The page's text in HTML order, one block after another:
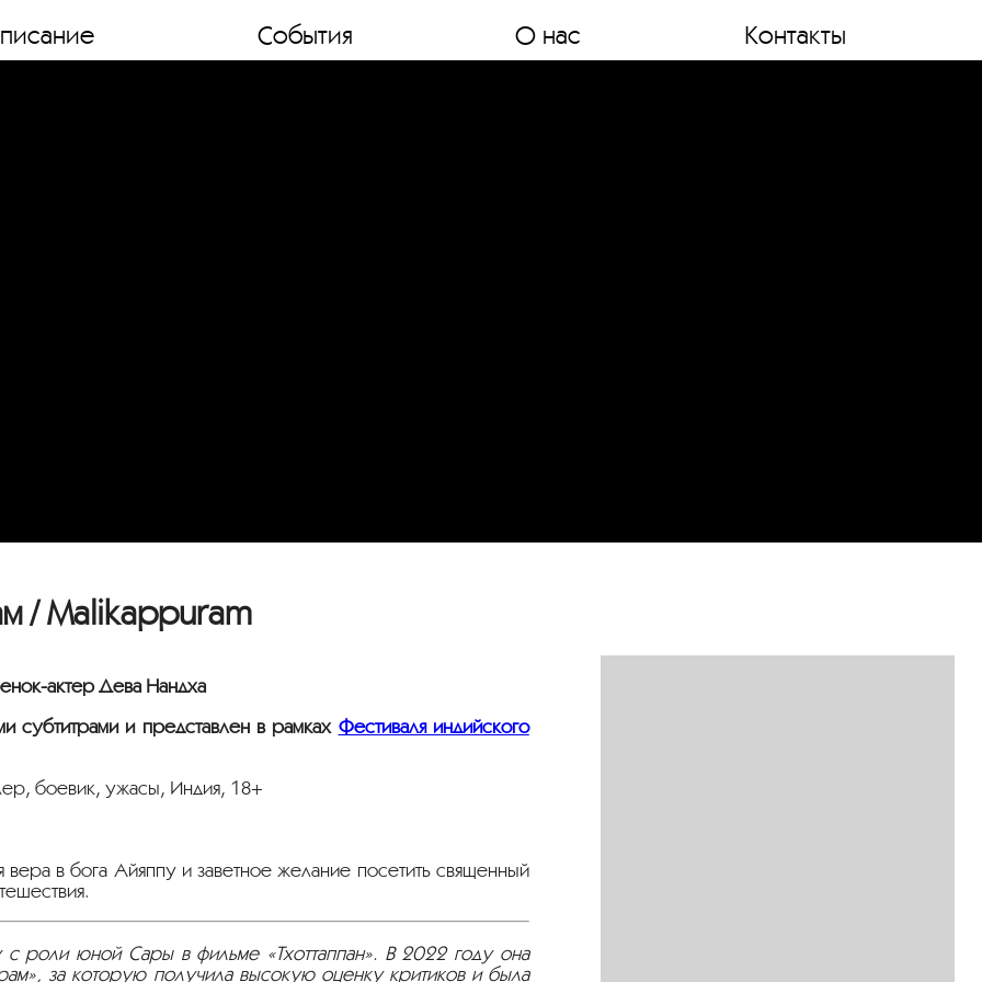
События О нас Контакты
Malikappuram
актерДева Нандха
субтитрами и представлен в рамках Фестиваля индийского
боевик, ужасы, Индия, 18+
в бога Айяппу и заветное желание посетить священный
роли юной Сары в фильме «Тхоттаппан». В 2022 году она
за которую получила высокую оценку критиков и была